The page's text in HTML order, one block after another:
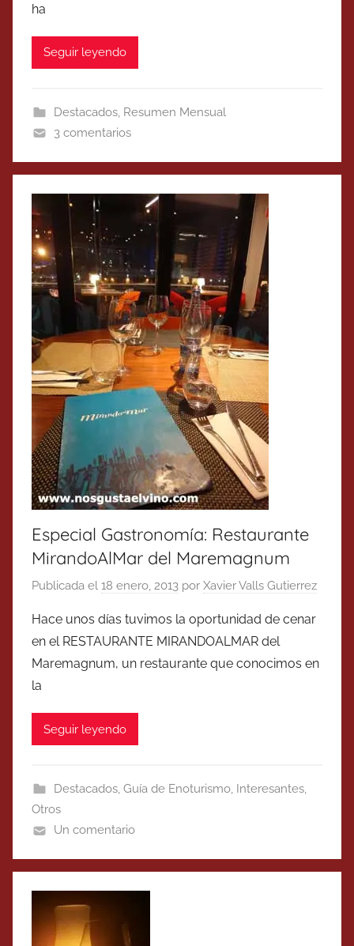
ha
Seguir leyendo
Destacados, Resumen Mensual
3 comentarios
Especial Gastronomía: Restaurante
MirandoAlMar del Maremagnum
Publicada el 18 enero, 2013 por Xavier Valls Gutierrez
Hace unos días tuvimos la oportunidad de cenar
en el RESTAURANTE MIRANDOALMAR del
Maremagnum, un restaurante que conocimos en
la
Seguir leyendo
Destacados, Guía de Enoturismo, Interesantes,
Otros
Un comentario